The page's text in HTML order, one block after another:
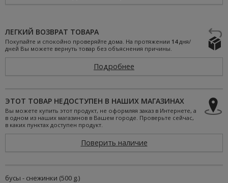
ЛЕГКИЙ ВОЗВРАТ ТОВАРА
Покупайте и спокойно проверяйте дома. На протяжении 14дня/
дней Вы можете вернуть товар без объяснения причины.
Подробнее
ЭТОТ ТОВАР НЕДОСТУПЕН В НАШИХ МАГАЗИНАХ
Вы можете купить этот продукт, не оформляя заказ в Интернете, а
в одном из наших магазинов в Вашем городе. Проверьте сейчас,
в каких пунктах доступен продукт.
Поверить наличие
бусы - снежинки (500 g.)